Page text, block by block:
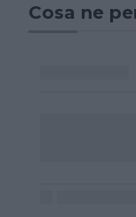
Cosa ne